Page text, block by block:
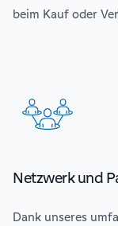
beim Kauf oder
Netzwerk und
Dank unseres